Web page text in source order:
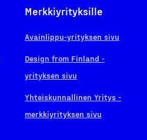
Merkkiyrityksille
Avainlippu-yrityksen sivu
Design from Finland -
yrityksen sivu
Yhteiskunnallinen Yritys -
merkkiyrityksen sivu